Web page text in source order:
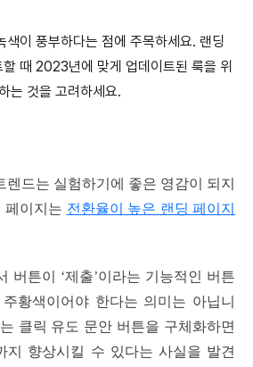
색이 풍부하다는 점에 주목하세요. 랜딩
때 2023년에 맞게 업데이트된 룩을 위
는 것을 고려하세요.
렌드는 실험하기에 좋은 영감이 되지
페이지는 전환율이 높은 랜딩 페이지
버튼이 ‘제출’이라는 기능적인 버튼
황색이어야 한다는 의미는 아닙니
클릭 유도 문안 버튼을 구체화하면
지 향상시킬 수 있다는 사실을 발견